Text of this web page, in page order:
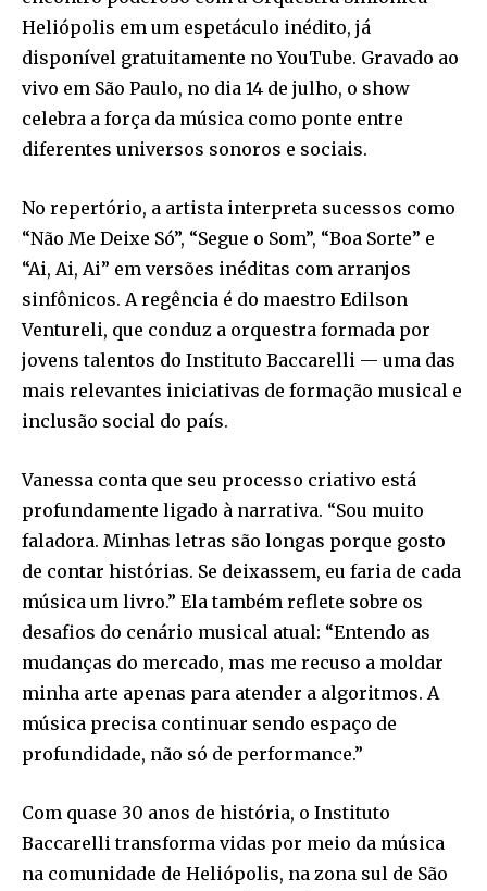
Heliópolis em um espetáculo inédito, já
disponível gratuitamente no YouTube. Gravado ao
vivo em São Paulo, no dia 14 de julho, o show
celebra a força da música como ponte entre
diferentes universos sonoros e sociais.
No repertório, a artista interpreta sucessos como
“Não Me Deixe Só”, “Segue o Som”, “Boa Sorte” e
“Ai, Ai, Ai” em versões inéditas com arranjos
sinfônicos. A regência é do maestro Edilson
Ventureli, que conduz a orquestra formada por
jovens talentos do Instituto Baccarelli — uma das
mais relevantes iniciativas de formação musical e
inclusão social do país.
Vanessa conta que seu processo criativo está
profundamente ligado à narrativa. “Sou muito
faladora. Minhas letras são longas porque gosto
de contar histórias. Se deixassem, eu faria de cada
música um livro.” Ela também reflete sobre os
desafios do cenário musical atual: “Entendo as
mudanças do mercado, mas me recuso a moldar
minha arte apenas para atender a algoritmos. A
música precisa continuar sendo espaço de
profundidade, não só de performance.”
Com quase 30 anos de história, o Instituto
Baccarelli transforma vidas por meio da música
na comunidade de Heliópolis, na zona sul de São